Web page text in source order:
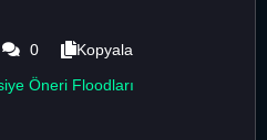
0
Kopyala
Öneri Floodları